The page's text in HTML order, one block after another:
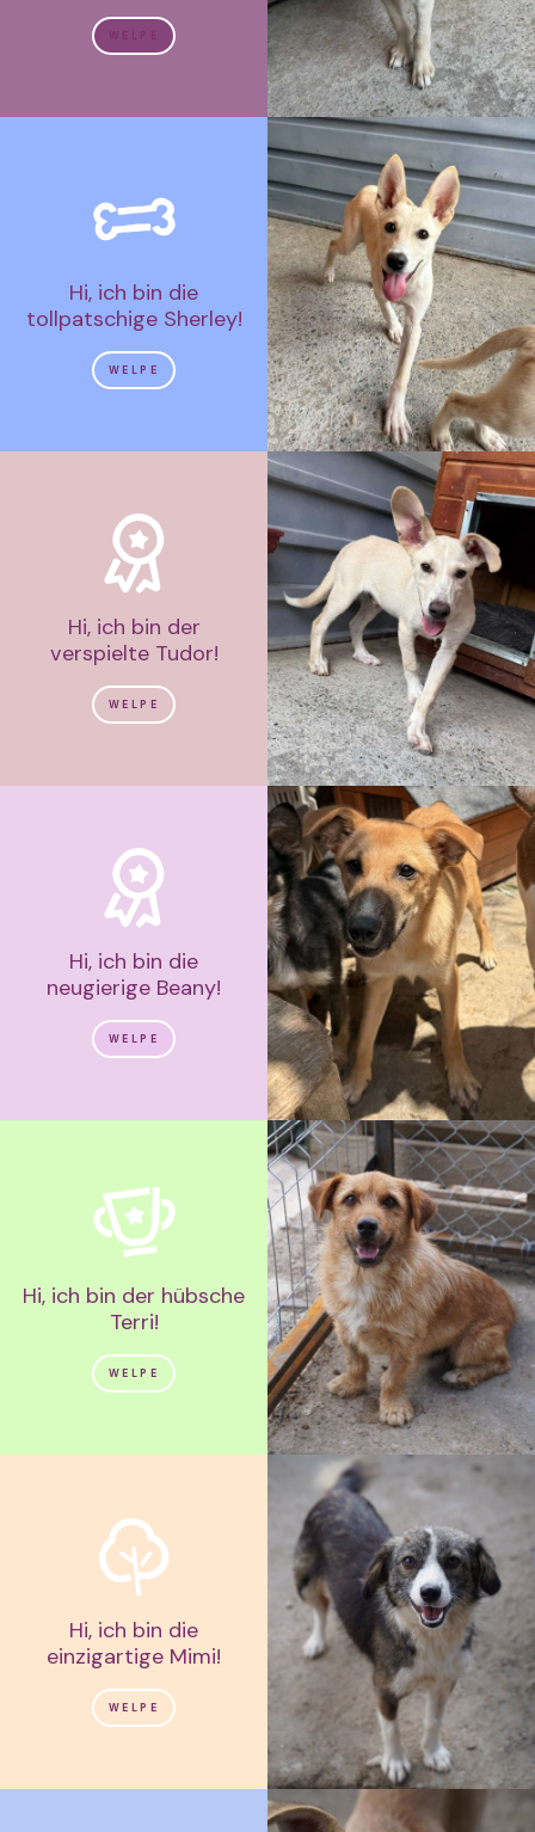
Hi, ich bin die
tollpatschige Sherley!
WELPE
Hi, ich bin der
verspielte Tudor!
WELPE
Hi, ich bin die
neugierige Beany!
WELPE
Hi, ich bin der hübsche
Terri!
WELPE
Hi, ich bin die
einzigartige Mimi!
WELPE